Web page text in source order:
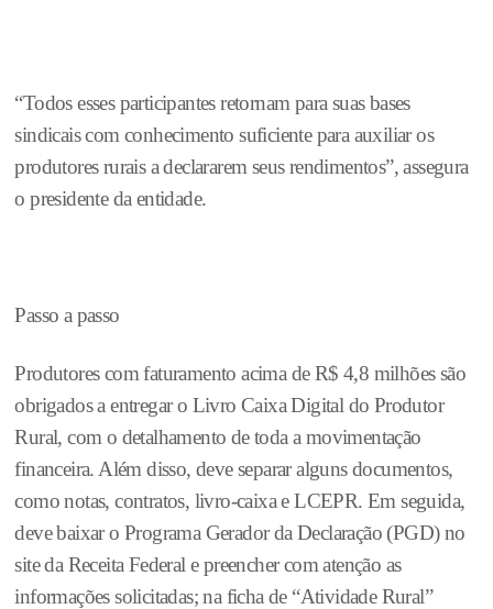
“Todos esses participantes retornam para suas bases
sindicais com conhecimento suficiente para auxiliar os
produtores rurais a declararem seus rendimentos”, assegura
o presidente da entidade.
Passo a passo
Produtores com faturamento acima de R$ 4,8 milhões são
obrigados a entregar o Livro Caixa Digital do Produtor
Rural, com o detalhamento de toda a movimentação
financeira. Além disso, deve separar alguns documentos,
como notas, contratos, livro-caixa e LCEPR. Em seguida,
deve baixar o Programa Gerador da Declaração (PGD) no
site da Receita Federal e preencher com atenção as
informações solicitadas; na ficha de “Atividade Rural”